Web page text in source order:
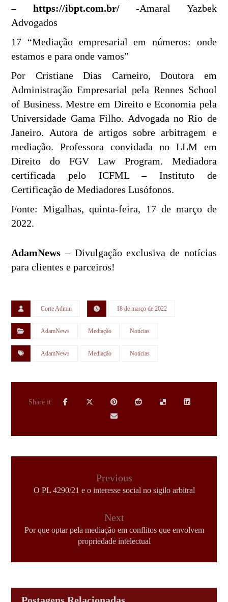
– https://ibpt.com.br/-Amaral Yazbek
Advogados
17 “Mediação empresarial em números: onde
estamos e para onde vamos”
Por Cristiane Dias Carneiro, Doutora em
Administração Empresarial pela Rennes School
of Business. Mestre em Direito e Economia pela
Universidade Gama Filho. Advogada no Rio de
Janeiro. Autora de artigos sobre arbitragem e
mediação. Professora convidada no LLM em
Direito do FGV Law Program. Mediadora
certificada pelo ICFML – Instituto de
Certificação de Mediadores Lusófonos.
Fonte: Migalhas, quinta-feira, 17 de março de
2022.
AdamNews – Divulgação exclusiva de notícias
para clientes e parceiros!
Corte Admin 18 de março de 2022
AdamNews Mediação Notícias
AdamNews Mediação Notícias
Previous
O PL 4290/21 e o interesse social no sigilo arbitral
Next
Por que optar pela mediação em conflitos que envolvem
propriedade intelectual